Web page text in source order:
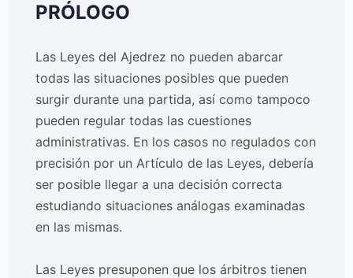
PRÓLOGO
Las Leyes del Ajedrez no pueden abarcar
todas las situaciones posibles que pueden
surgir durante una partida, así como tampoco
pueden regular todas las cuestiones
administrativas. En los casos no regulados con
precisión por un Artículo de las Leyes, debería
ser posible llegar a una decisión correcta
estudiando situaciones análogas examinadas
en las mismas.
Las Leyes presuponen que los árbitros tienen